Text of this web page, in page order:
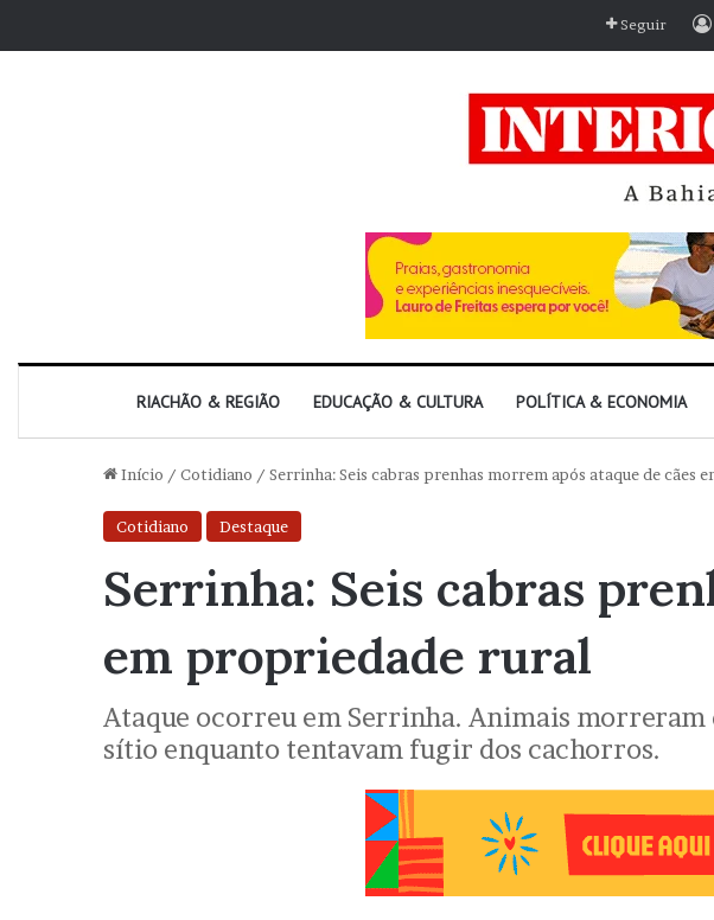
Seguir
RIACHÃO & REGIÃO EDUCAÇÃO & CULTURA POLÍTICA & ECONOMIA
Início / Cotidiano / Serrinha: Seis cabras prenhas morrem após ataque de cães
Cotidiano Destaque
Serrinha: Seis cabras
em propriedade rural
Ataque ocorreu em Serrinha. Animais morreram
sítio enquanto tentavam fugir dos cachorros.